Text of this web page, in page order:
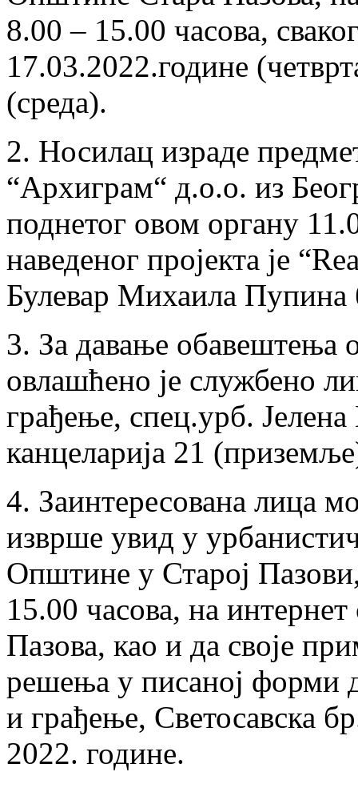
8.00 – 15.00 часова,
17.03.2022.године
(среда).
2. Носилац израде
“Архиграм“ д.о.о. из
поднетог овом органу
наведеног пројекта је
Булевар Михаила
3. За давање обавештења
овлашћено је службено
грађење, спец.урб.
канцеларија 21
4. Заинтересована лица
изврше увид у
Општине у Старој
15.00 часова, на
Пазова, као и да своје
решења у писаној форми
и грађење, Светосавска
2022. године.